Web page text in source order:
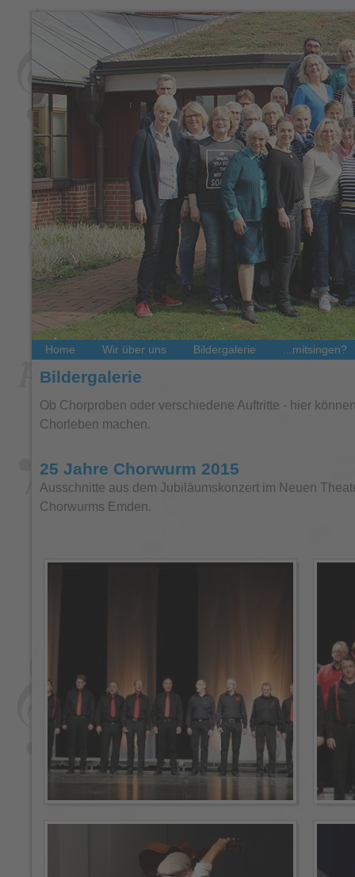
Home Wir über uns Bildergalerie ...mitsingen?
Bildergalerie
Ob Chorproben oder verschiedene Auftritte - hier
Chorleben machen.
25 Jahre Chorwurm 2015
Ausschnitte aus dem Jubiläumskonzert im Neuen
Chorwurms Emden.